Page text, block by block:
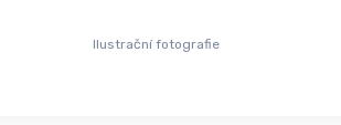
Ilustrační fotografie